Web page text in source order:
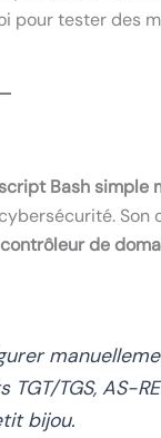
pour tester des
Bash simple
Son
de
TGS, AS-
bijou.